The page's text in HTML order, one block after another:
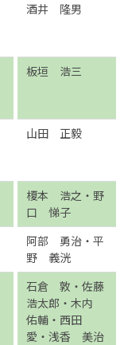
酒井 隆男
板垣 浩三
山田 正毅
榎本 浩之・野
口 悌子
阿部 勇治・平
野 義洸
石倉 敦・佐藤
浩太郎・木内
佑輔・西田
愛・浅香 美治